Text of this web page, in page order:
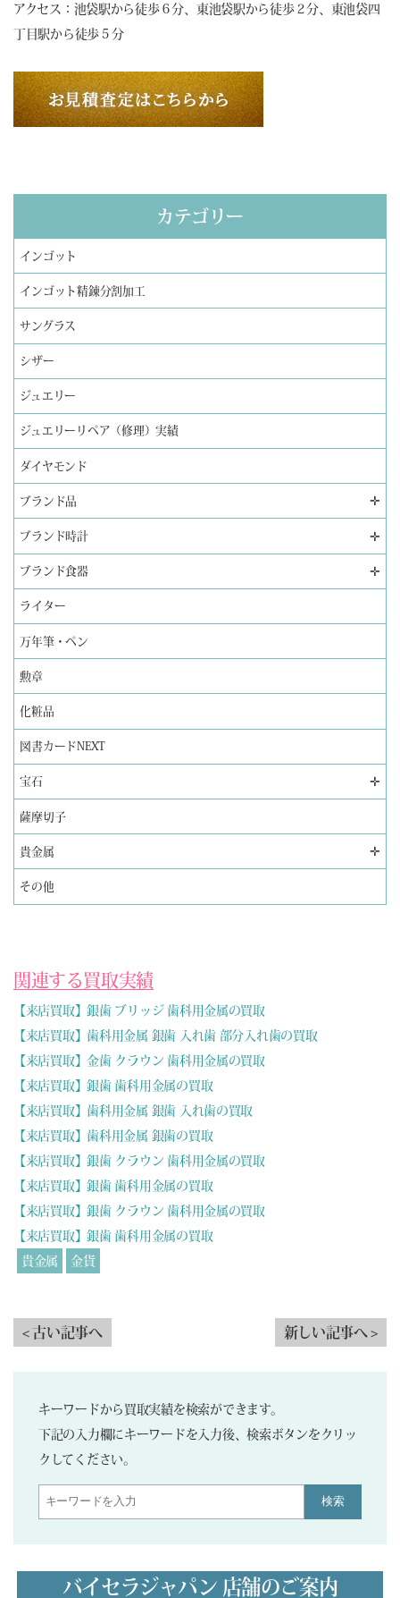
アクセス：池袋駅から徒歩６分、東池袋駅から徒歩２分、東池袋四
丁目駅から徒歩５分
カテゴリー
インゴット
インゴット精錬分割加工
サングラス
シザー
ジュエリー
ジュエリーリペア（修理）実績
ダイヤモンド
ブランド品 ✛
ブランド時計 ✛
ブランド食器 ✛
ライター
万年筆・ペン
勲章
化粧品
図書カードNEXT
宝石 ✛
薩摩切子
貴金属 ✛
その他
関連する買取実績
【来店買取】銀歯 ブリッジ 歯科用金属の買取
【来店買取】歯科用金属 銀歯 入れ歯 部分入れ歯の買取
【来店買取】金歯 クラウン 歯科用金属の買取
【来店買取】銀歯 歯科用金属の買取
【来店買取】歯科用金属 銀歯 入れ歯の買取
【来店買取】歯科用金属 銀歯の買取
【来店買取】銀歯 クラウン 歯科用金属の買取
【来店買取】銀歯 歯科用金属の買取
【来店買取】銀歯 クラウン 歯科用金属の買取
【来店買取】銀歯 歯科用金属の買取
貴金属
金貨
< 古い記事へ 新しい記事へ >
キーワードから買取実績を検索ができます。
下記の入力欄にキーワードを入力後、検索ボタンをクリッ
クしてください。
検索
バイセラジャパン 店舗のご案内